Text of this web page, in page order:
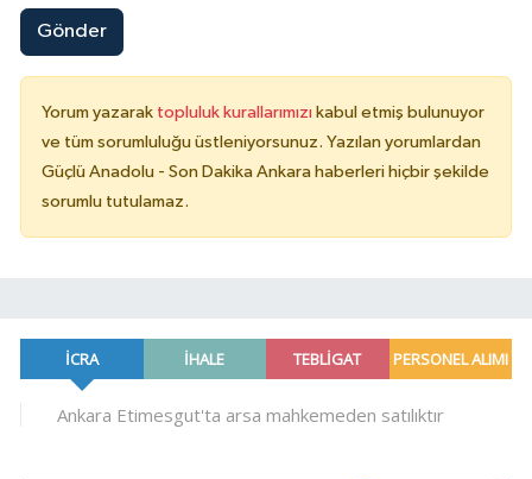
Gönder
Yorum yazarak topluluk kurallarımızı kabul etmiş bulunuyor
ve tüm sorumluluğu üstleniyorsunuz. Yazılan yorumlardan
Güçlü Anadolu - Son Dakika Ankara haberleri hiçbir şekilde
sorumlu tutulamaz.